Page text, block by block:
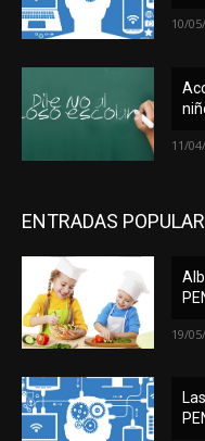
10/
11/
ENTRADAS
19/